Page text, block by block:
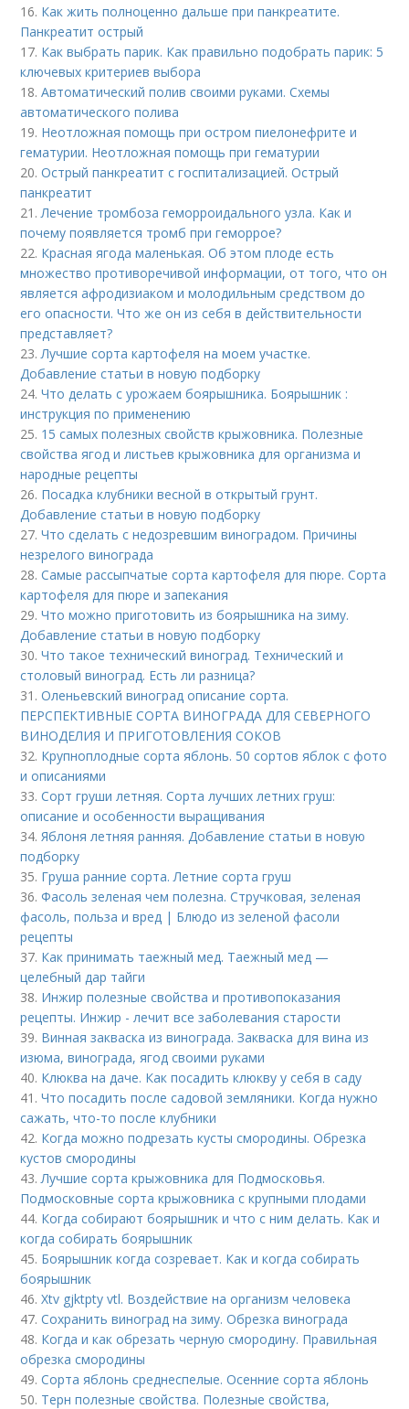
16. Как жить полноценно дальше при панкреатите.
Панкреатит острый
17. Как выбрать парик. Как правильно подобрать парик: 5
ключевых критериев выбора
18.Автоматический полив своими руками. Схемы
автоматического полива
19. Неотложная помощь при остром пиелонефрите и
гематурии. Неотложная помощь при гематурии
20.Острый панкреатит с госпитализацией. Острый
панкреатит
21. Лечение тромбоза геморроидального узла. Как и
почему появляется тромб при геморрое?
22. Красная ягода маленькая. Об этом плоде есть
множество противоречивой информации, от того, что он
является афродизиаком и молодильным средством до
его опасности. Что же он из себя в действительности
представляет?
23. Лучшие сорта картофеля на моем участке.
Добавление статьи в новую подборку
24.Что делать с урожаем боярышника. Боярышник :
инструкция по применению
25. 15 самых полезных свойств крыжовника. Полезные
свойства ягод и листьев крыжовника для организма и
народные рецепты
26. Посадка клубники весной в открытый грунт.
Добавление статьи в новую подборку
27.Что сделать с недозревшим виноградом. Причины
незрелого винограда
28.Самые рассыпчатые сорта картофеля для пюре. Сорта
картофеля для пюре и запекания
29.Что можно приготовить из боярышника на зиму.
Добавление статьи в новую подборку
30.Что такое технический виноград. Технический и
столовый виноград. Есть ли разница?
31.Оленьевский виноград описание сорта.
ПЕРСПЕКТИВНЫЕ СОРТА ВИНОГРАДА ДЛЯ CЕВЕРНОГО
ВИНОДЕЛИЯ И ПРИГОТОВЛЕНИЯ СОКОВ
32. Крупноплодные сорта яблонь. 50 сортов яблок с фото
и описаниями
33.Сорт груши летняя. Сорта лучших летних груш:
описание и особенности выращивания
34. Яблоня летняя ранняя. Добавление статьи в новую
подборку
35. Груша ранние сорта. Летние сорта груш
36.Фасоль зеленая чем полезна. Стручковая, зеленая
фасоль, польза и вред | Блюдо из зеленой фасоли
рецепты
37. Как принимать таежный мед. Таежный мед —
целебный дар тайги
38. Инжир полезные свойства и противопоказания
рецепты. Инжир - лечит все заболевания старости
39. Винная закваска из винограда. Закваска для вина из
изюма, винограда, ягод своими руками
40. Клюква на даче. Как посадить клюкву у себя в саду
41.Что посадить после садовой земляники. Когда нужно
сажать, что-то после клубники
42. Когда можно подрезать кусты смородины. Обрезка
кустов смородины
43. Лучшие сорта крыжовника для Подмосковья.
Подмосковные сорта крыжовника с крупными плодами
44. Когда собирают боярышник и что с ним делать. Как и
когда собирать боярышник
45. Боярышник когда созревает. Как и когда собирать
боярышник
46.Xtv gjktpty vtl. Воздействие на организм человека
47.Сохранить виноград на зиму. Обрезка винограда
48. Когда и как обрезать черную смородину. Правильная
обрезка смородины
49.Сорта яблонь среднеспелые. Осенние сорта яблонь
50. Терн полезные свойства. Полезные свойства,